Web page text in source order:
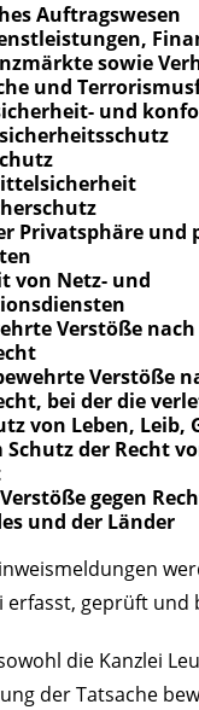
Auftragswesen
sowie
und
und
Pri­vat­sphä­re und
von Netz- und
Ver­stö­ße
Ver­stö­ße
bei der die
von Leben, Leib,
Schutz der Recht
gegen
und der Länder
erfasst, geprüft und
die Kanz­lei
der Tat­sa­che